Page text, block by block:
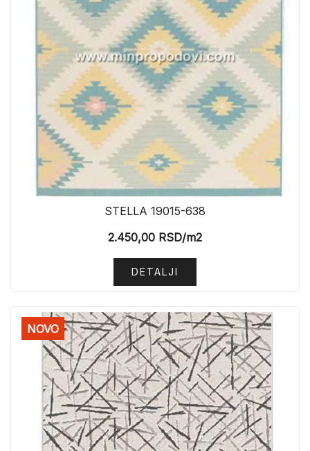
STELLA 19015-638
2.450,00 RSD/m2
DETALJI
NOVO